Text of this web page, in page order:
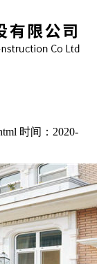
时间：2020-